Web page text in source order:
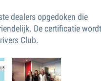
dealers opgedoken die
De certificatie
Club.